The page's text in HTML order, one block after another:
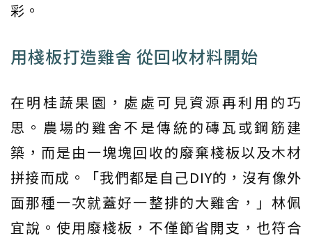
彩。
用棧板打造雞舍 從回收材料開始
在明桂蔬果園，處處可見資源再利用的巧
思。農場的雞舍不是傳統的磚瓦或鋼筋建
築，而是由一塊塊回收的廢棄棧板以及木材
拼接而成。「我們都是自己DIY的，沒有像外
面那種一次就蓋好一整排的大雞舍，」林佩
宜說。使用廢棧板，不僅節省開支，也符合